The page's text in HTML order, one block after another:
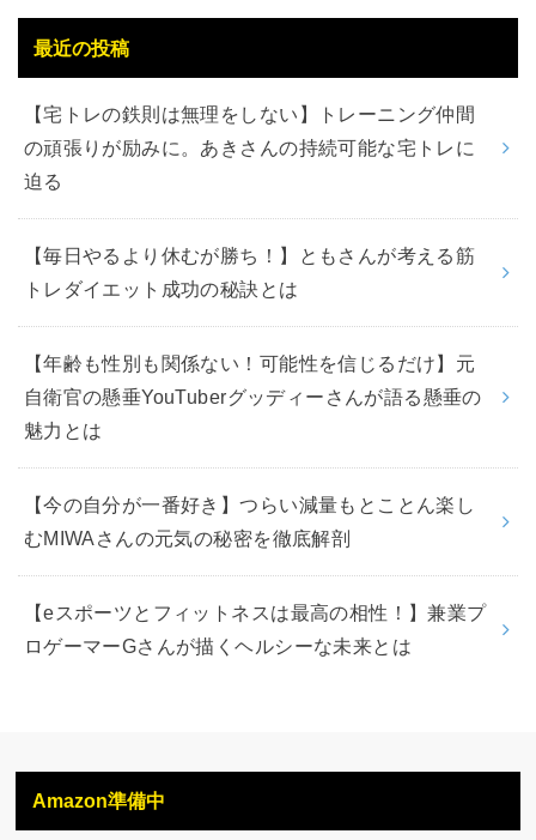
最近の投稿
【宅トレの鉄則は無理をしない】トレーニング仲間
の頑張りが励みに。あきさんの持続可能な宅トレに
迫る
【毎日やるより休むが勝ち！】ともさんが考える筋
トレダイエット成功の秘訣とは
【年齢も性別も関係ない！可能性を信じるだけ】元
自衛官の懸垂YouTuberグッディーさんが語る懸垂の
魅力とは
【今の自分が一番好き】つらい減量もとことん楽し
むMIWAさんの元気の秘密を徹底解剖
【eスポーツとフィットネスは最高の相性！】兼業プ
ロゲーマーGさんが描くヘルシーな未来とは
Amazon準備中